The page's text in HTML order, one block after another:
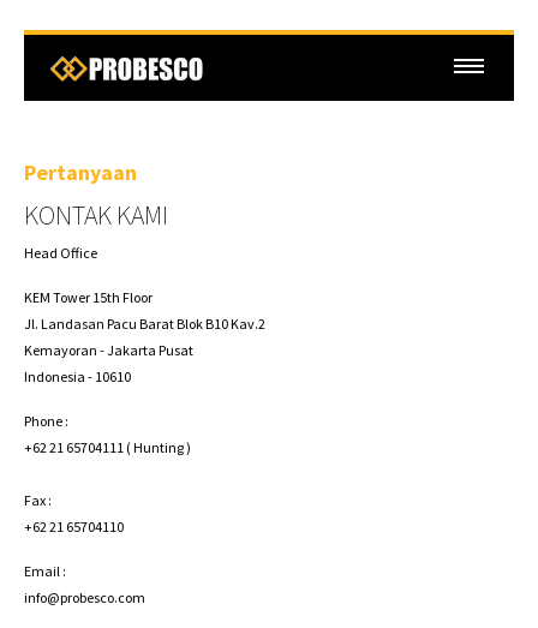
Pertanyaan
KONTAK KAMI
Head Office
KEM Tower 15th Floor
Jl. Landasan Pacu Barat Blok B10 Kav.2
Kemayoran - Jakarta Pusat
Indonesia - 10610
Phone :
+62 21 65704111 ( Hunting )
Fax :
+62 21 65704110
Email :
info@probesco.com